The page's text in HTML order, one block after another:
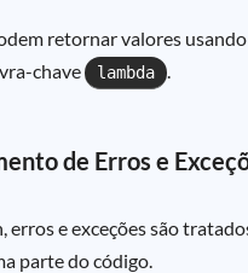
retornar valores
chave
lambda .
de Erros e
erros e exceções são
parte do código.